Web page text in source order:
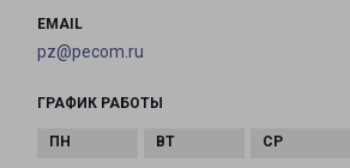
EMAIL
pz@pecom.ru
ГРАФИК РАБОТЫ